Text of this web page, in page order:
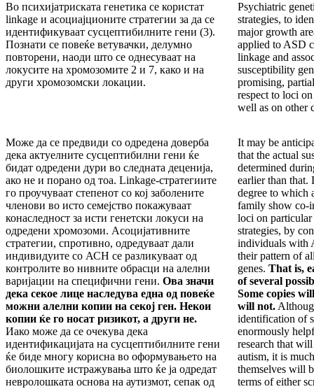
Во психијатриската генетика се користат
linkage и асоциајционите стратегии за да се
идентификуваат сусцептибилните гени (3).
Познати се повеќе ветувачки, делумно
повторени, наоди што се однесуваат на
локусите на хромозомите 2 и 7, како и на
други хромозомски локации.
Psychiatric
strategies, to
major growth
applied to ASD
linkage and
susceptibility
promising,
respect to loci
well as on other
Може да се предвиди со одредена доверба
дека актуелните сусцептибилни гени ќе
бидат одредени дури во следната деценија,
ако не и порано од тоа. Linkage-стратегиите
го проучуваат степенот со кој заболените
членови во исто семејство покажуваат
конаследност за исти генетски локуси на
одредени хромозоми. Асоцијативните
стратегии, спротивно, одредуваат дали
индивидуите со АСН се разликуваат од
контролите во нивните обрасци на алелни
варијации на специфични гени. Ова значи
дека секое лице наследува една од повеќе
можни алелни копии на секој ген. Некои
копии ќе го носат ризикот, а други не.
Иако може да се очекува дека
идентификацијата на сусцептибилните гени
ќе биде многу корисна во оформувањето на
биолошките истражувања што ќе ја одредат
невролошката основа на аутизмот, сепак од
It may be
that the actual
determined
earlier than that.
degree to which
family show co-
loci on particular
strategies, by
individuals with
their pattern of
genes. That is,
of several
Some copies
will not.
identification of
enormously
research that
autism, it is
themselves will
terms of either